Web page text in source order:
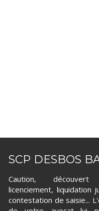
SCP DESBOS
Caution, découvert
licenciement, liquidation
contestation de saisie...